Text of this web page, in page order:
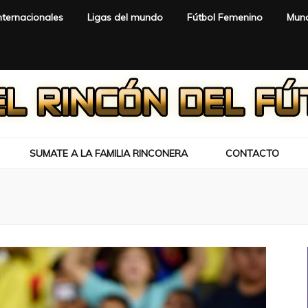
Ligas del mundo Fútbol Femenino
SUMATE A LA FAMILIA RINCONERA CONTACTO